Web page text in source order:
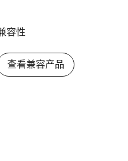
容性
查看兼容产品